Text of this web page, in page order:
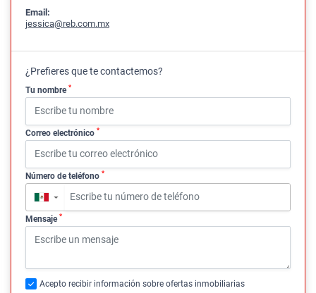
Email:
jessica@reb.com.mx
¿Prefieres que te contactemos?
Tu nombre *
Correo electrónico *
Número de teléfono *
▼
Mensaje *
Acepto recibir información sobre ofertas inmobiliarias